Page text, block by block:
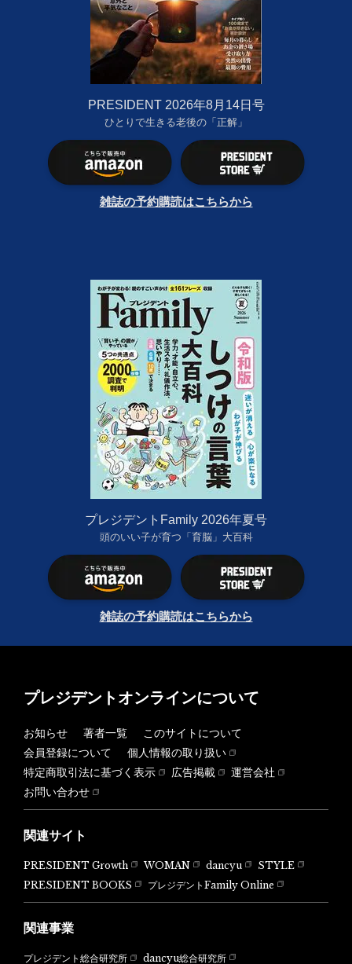
PRESIDENT 2026年8月14日号
ひとりで生きる老後の「正解」
雑誌の予約購読はこちらから
プレジデントFamily 2026年夏号
頭のいい子が育つ「育脳」大百科
雑誌の予約購読はこちらから
プレジデントオンラインについて
お知らせ 著者一覧
このサイトについて
会員登録について
個人情報の取り扱い
特定商取引法に基づく表示
広告掲載
運営会社
お問い合わせ
関連サイト
PRESIDENT Growth WOMAN dancyu
STYLE
PRESIDENT BOOKS
プレジデントFamily Online
関連事業
プレジデント総合研究所 dancyu総合研究所